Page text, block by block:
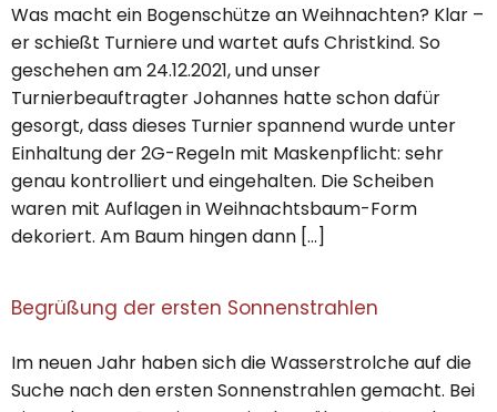
Was macht ein Bogenschütze an Weihnachten? Klar –
er schießt Turniere und wartet aufs Christkind. So
geschehen am 24.12.2021, und unser
Turnierbeauftragter Johannes hatte schon dafür
gesorgt, dass dieses Turnier spannend wurde unter
Einhaltung der 2G-Regeln mit Maskenpflicht: sehr
genau kontrolliert und eingehalten. Die Scheiben
waren mit Auflagen in Weihnachtsbaum-Form
dekoriert. Am Baum hingen dann […]
Begrüßung der ersten Sonnenstrahlen
Im neuen Jahr haben sich die Wasserstrolche auf die
Suche nach den ersten Sonnenstrahlen gemacht. Bei